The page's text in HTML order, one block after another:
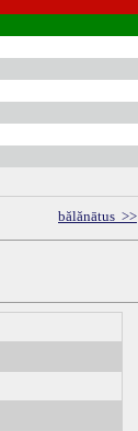
bălănātus >>